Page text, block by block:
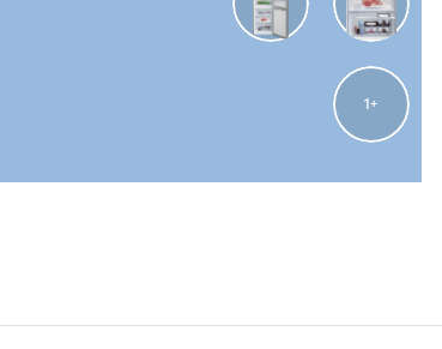
1